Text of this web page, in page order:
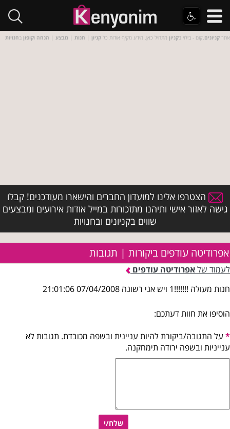
אתר קניונים.קום - בילוי בקניון מתחיל כאן. מידע מקיף אודות כל קניון | חנות | מבצע | הנחה וקופון בחנויות
הצטרפו אלינו למועדון החברים והישארו מעודכנים! קבלו
גישה לאזור אישי ותיהנו מתזכורות במייל אודות אירועים ומבצעים
שווים בקניונים ובחנויות
אפרודיטה עודפים ביקורות | תגובות
לעמוד שלאפרודיטה עודפים
חנות מעולה !!!!!!!1 ויש אני רשונה 07/04/2008 21:01:06
הוסיפו את חוות דעתכם:
* על התגובה/ביקורת להיות עניינית ובשפה מכובדת. תגובות לא
ענייניות ובשפה ירודה תימחקנה.
שלח/י